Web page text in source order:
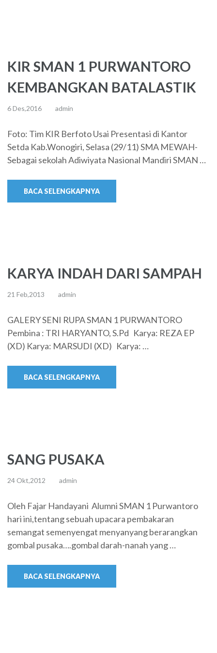
KIR SMAN 1 PURWANTORO
KEMBANGKAN BATALASTIK
6 Des,2016 admin
Foto: Tim KIR Berfoto Usai Presentasi di Kantor
Setda Kab.Wonogiri, Selasa (29/11) SMA MEWAH-
Sebagai sekolah Adiwiyata Nasional Mandiri SMAN …
BACA SELENGKAPNYA
KARYA INDAH DARI SAMPAH
21 Feb,2013 admin
GALERY SENI RUPA SMAN 1 PURWANTORO
Pembina : TRI HARYANTO, S.Pd Karya: REZA EP
(XD) Karya: MARSUDI (XD) Karya: …
BACA SELENGKAPNYA
SANG PUSAKA
24 Okt,2012 admin
Oleh Fajar Handayani Alumni SMAN 1 Purwantoro
hari ini,tentang sebuah upacara pembakaran
semangat semenyengat menyanyang berarangkan
gombal pusaka….gombal darah-nanah yang …
BACA SELENGKAPNYA